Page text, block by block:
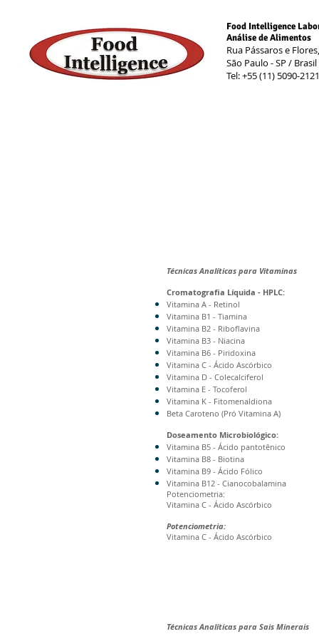
Food Intelligence
Análise de Alimentos
Rua Pássaros e
São Paulo - SP / Brasil
Tel: +55 (11) 5090-2121
Técnicas Analíticas para Vitaminas
Cromatografia Líquida - HPLC:
Vitamina A - Retinol
Vitamina B1 - Tiamina
Vitamina B2 - Riboflavina
Vitamina B3 - Niacina
Vitamina B6 - Piridoxina
Vitamina C - Ácido Ascórbico
Vitamina D - Colecalciferol
Vitamina E - Tocoferol
Vitamina K - Fitomenaldiona
Beta Caroteno (Pró Vitamina A)
Doseamento Microbiológico:
Vitamina B5 - Ácido pantotênico
Vitamina B8 - Biotina
Vitamina B9 - Ácido Fólico
Vitamina B12 - Cianocobalamina
Potenciometria:
Vitamina C - Ácido Ascórbico
Potenciometria:
Vitamina C - Ácido Ascórbico
Técnicas Analíticas para Sais Minerais